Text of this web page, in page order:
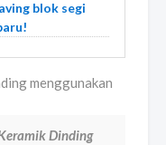
blok segi
menggunakan
Dinding